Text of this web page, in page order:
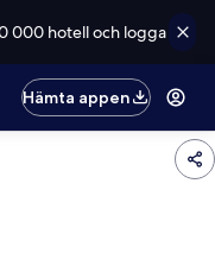
000 hotell och logga
Hämta appen